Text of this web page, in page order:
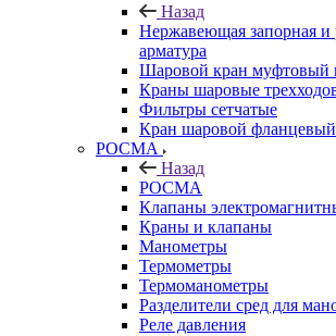
Назад
Нержавеющая запорная и
арматура
Шаровой кран муфтовый
Краны шаровые
Фильтры сетчатые
Кран шаровой фланцевый
РОСМА
Назад
РОСМА
Клапаны
Краны и клапаны
Манометры
Термометры
Термоманометры
Разделители сред для
Реле давления